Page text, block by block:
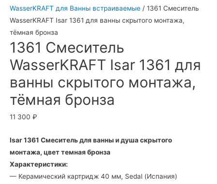
WasserKRAFT для Ванны встраиваемые / 1361 Смеситель
WasserKRAFT Isar 1361 для ванны скрытого монтажа,
тёмная бронза
1361 Смеситель
WasserKRAFT Isar 1361 для
ванны скрытого монтажа,
тёмная бронза
11 300 ₽
Isar 1361 Смеситель для ванны и душа скрытого
монтажа, цвет темная бронза
Характеристики:
— Керамический картридж 40 мм, Sedal (Испания)